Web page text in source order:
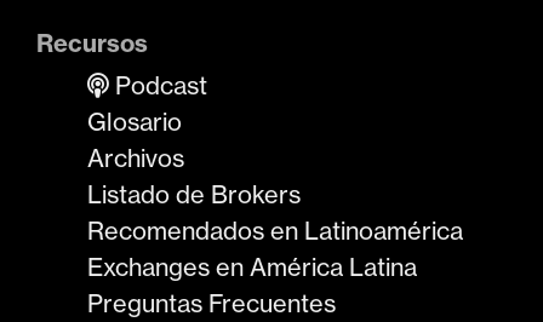
Recursos
Podcast
Glosario
Archivos
Listado de Brokers
Recomendados en Latinoamérica
Exchanges en América Latina
Preguntas Frecuentes